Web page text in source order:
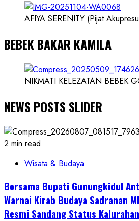
AFIYA SERENITY (Pijat
BEBEK BAKAR KAMILA
NIKMATI KELEZATAN BEBEK
NEWS POSTS SLIDER
2 min read
Wisata & Budaya
Bersama Bupati Gunungkidul
Warnai Kirab Budaya Sadranan
Resmi Sandang Status